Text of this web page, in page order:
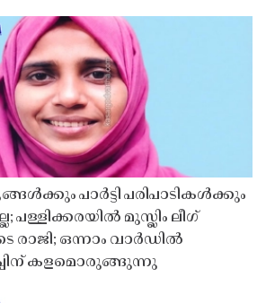
പാർട്ടി പരിപാടികൾക്കും
പള്ളിക്കരയിൽ മുസ്ലിം ലീഗ്
രാജി; ഒന്നാം വാർഡിൽ
കളമൊരുങ്ങുന്നു